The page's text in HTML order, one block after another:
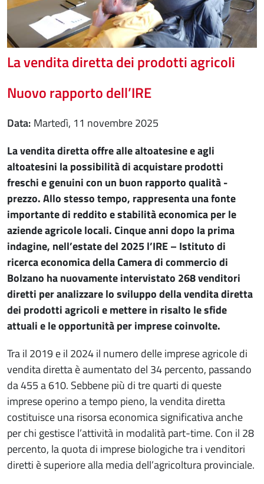
La vendita diretta dei prodotti agricoli
Nuovo rapporto dell’IRE
Data
martedì, 11 novembre 2025
La vendita diretta offre alle altoatesine e agli
altoatesini la possibilità di acquistare prodotti
freschi e genuini con un buon rapporto qualità -
prezzo. Allo stesso tempo, rappresenta una fonte
importante di reddito e stabilità economica per le
aziende agricole locali. Cinque anni dopo la prima
indagine, nell’estate del 2025 l’IRE – Istituto di
ricerca economica della Camera di commercio di
Bolzano ha nuovamente intervistato 268 venditori
diretti per analizzare lo sviluppo della vendita diretta
dei prodotti agricoli e mettere in risalto le sfide
attuali e le opportunità per imprese coinvolte.
Tra il 2019 e il 2024 il numero delle imprese agricole di
vendita diretta è aumentato del 34 percento, passando
da 455 a 610. Sebbene più di tre quarti di queste
imprese operino a tempo pieno, la vendita diretta
costituisce una risorsa economica significativa anche
per chi gestisce l’attività in modalità part-time. Con il 28
percento, la quota di imprese biologiche tra i venditori
diretti è superiore alla media dell’agricoltura provinciale.